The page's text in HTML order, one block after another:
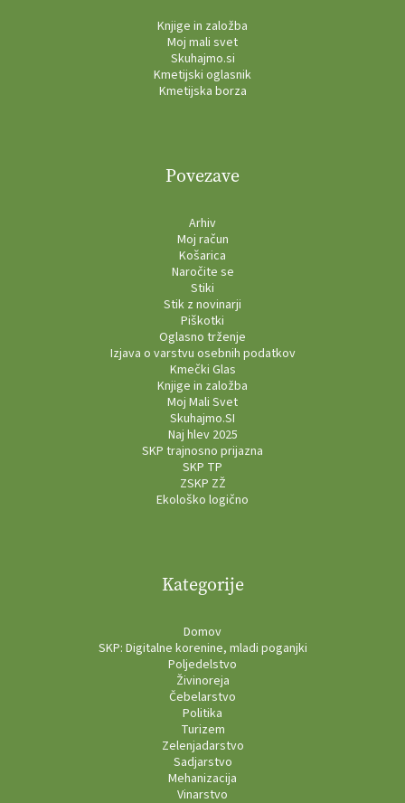
Knjige in založba
Moj mali svet
Skuhajmo.si
Kmetijski oglasnik
Kmetijska borza
Povezave
Arhiv
Moj račun
Košarica
Naročite se
Stiki
Stik z novinarji
Piškotki
Oglasno trženje
Izjava o varstvu osebnih podatkov
Kmečki Glas
Knjige in založba
Moj Mali Svet
Skuhajmo.SI
Naj hlev 2025
SKP trajnosno prijazna
SKP TP
ZSKP ZŽ
Ekološko logično
Kategorije
Domov
SKP: Digitalne korenine, mladi poganjki
Poljedelstvo
Živinoreja
Čebelarstvo
Politika
Turizem
Zelenjadarstvo
Sadjarstvo
Mehanizacija
Vinarstvo